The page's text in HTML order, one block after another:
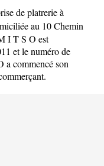
de platrerie à
au 10 Chemin
I T S O est
et le numéro de
commencé son